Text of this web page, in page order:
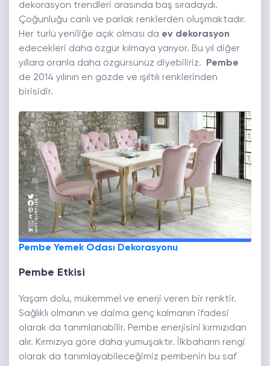
dekorasyon trendleri arasında baş sıradaydı.
Çoğunluğu canlı ve parlak renklerden oluşmaktadır.
Her türlü yeniliğe açık olması da ev dekorasyon
edecekleri daha özgür kılmaya yarıyor. Bu yıl diğer
yıllara oranla daha özgürsünüz diyebiliriz.
Pembe
de 2014 yılının en gözde ve ışıltılı renklerinden
birisidir.
Pembe Yemek Odası Dekorasyonu
Pembe Etkisi
Yaşam dolu, mükemmel ve enerji veren bir renktir.
Sağlıklı olmanın ve daima genç kalmanın ifadesi
olarak da tanımlanabilir. Pembe enerjisini kırmızıdan
alır. Kırmızıya göre daha yumuşaktır. İlkbaharın rengi
olarak da tanımlayabileceğimiz pembenin bu saf